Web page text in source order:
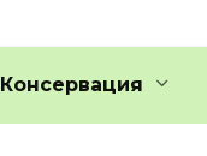
Консервация